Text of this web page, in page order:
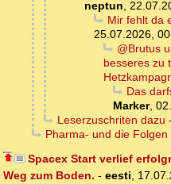
neptun,
Mir fehlt da
25.07.2026,
@Brutus
besseres zu
Das
Marker,
Leserzuschriten dazu -
Pharma- und die Folgen
Spacex Start verlief
Weg zum Boden. - eesti,